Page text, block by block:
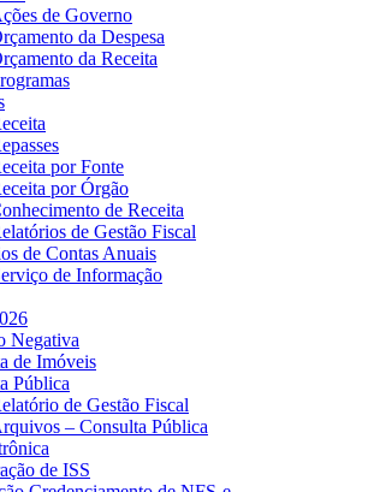
de Governo
da Despesa
da Receita
por Fonte
por Órgão
de Receita
de Gestão Fiscal
de Contas Anuais
de Informação
Negativa
de Imóveis
Pública
de Gestão Fiscal
– Consulta Pública
de ISS